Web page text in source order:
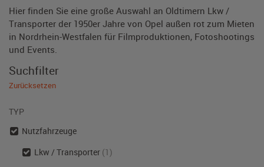
Hier finden Sie eine große Auswahl an Oldtimern Lkw /
Transporter der 1950er Jahre von Opel außen rot zum Mieten
in Nordrhein-Westfalen für Filmproduktionen, Fotoshootings
und Events.
Suchfilter
Zurücksetzen
TYP
Nutzfahrzeuge
Lkw / Transporter (1)